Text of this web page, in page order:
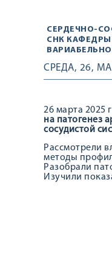
СЕРДЕЧНО-
СНК
СРЕДА, 26,
26 марта 2025
на патогенез
сосудистой
Рассмотрели
методы
Разобрали
Изучили